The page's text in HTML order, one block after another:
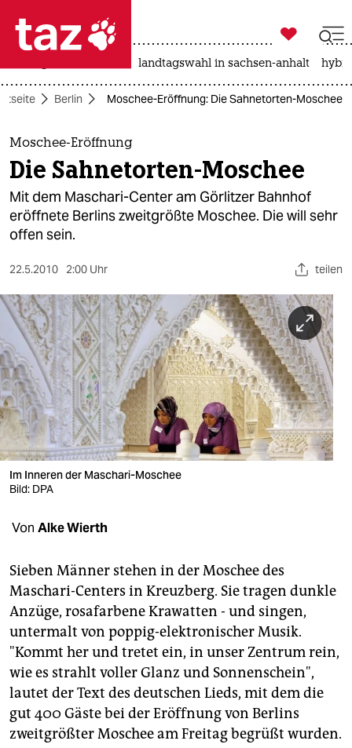
 taz zahl ich
taz zahl ich
themen
politik
öko
sport
berlin
nord
wahrheit
verlag
verlag
veranstaltungen
fragen & hilfe
unterstützen
abo
genossenschaft
epaper login

taz zahl ich
landtagswahl in sachsen-anhalt
Berlin Moschee-Eröffnung: Die Sahnetorten-Moschee
Moschee-Eröffnung
Die Sahnetorten-Moschee
Mit dem Maschari-Center am Görlitzer Bahnhof
eröffnete Berlins zweitgrößte Moschee. Die will sehr
offen sein.
22.5.2010 2:00 Uhr teilen
Im Inneren der Maschari-Moschee
Bild: DPA
Von Alke Wierth
Sieben Männer stehen in der Moschee des
Maschari-Centers in Kreuzberg. Sie tragen dunkle
Anzüge, rosafarbene Krawatten - und singen,
untermalt von poppig-elektronischer Musik.
"Kommt her und tretet ein, in unser Zentrum rein,
wie es strahlt voller Glanz und Sonnenschein",
lautet der Text des deutschen Lieds, mit dem die
gut 400 Gäste bei der Eröffnung von Berlins
zweitgrößter Moschee am Freitag begrüßt wurden.